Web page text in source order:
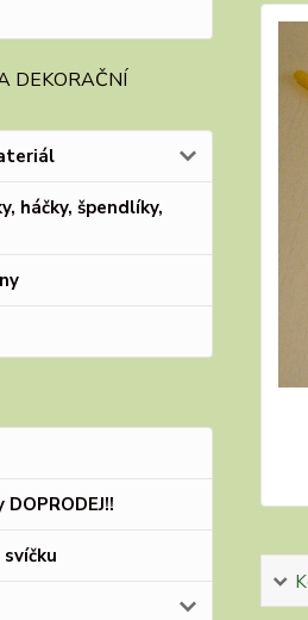
DEKORAČNÍ
háčky, špendlíky,